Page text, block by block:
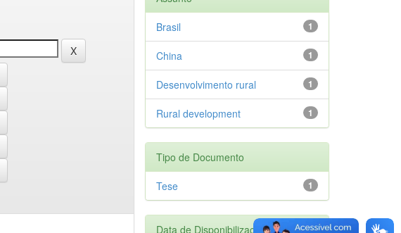
1
Brasil
1
China
1
Desenvolvimento rural
1
Rural development
Tipo de Documento
1
Tese
Data de Disponibilização